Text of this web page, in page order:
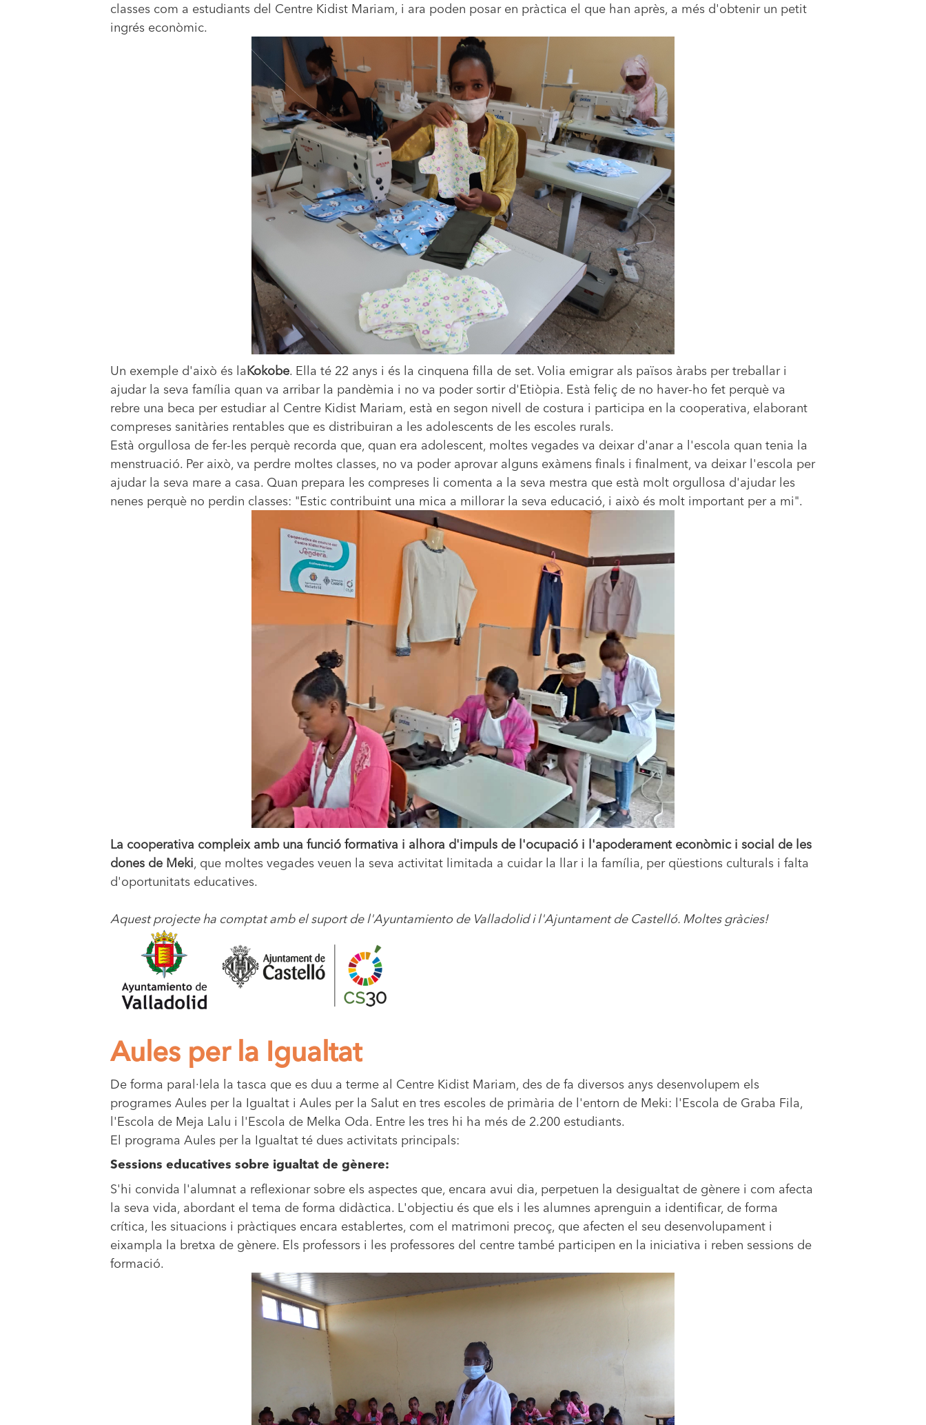
classes com a estudiants del Centre Kidist Mariam, i ara poden posar en pràctica el que han après, a més d'obtenir un petit
ingrés econòmic.
Un exemple d'això és laKokobe. Ella té 22 anys i és la cinquena filla de set. Volia emigrar als països àrabs per treballar i
ajudar la seva família quan va arribar la pandèmia i no va poder sortir d'Etiòpia. Està feliç de no haver-ho fet perquè va
rebre una beca per estudiar al Centre Kidist Mariam, està en segon nivell de costura i participa en la cooperativa, elaborant
compreses sanitàries rentables que es distribuiran a les adolescents de les escoles rurals.
Està orgullosa de fer-les perquè recorda que, quan era adolescent, moltes vegades va deixar d'anar a l'escola quan tenia la
menstruació. Per això, va perdre moltes classes, no va poder aprovar alguns exàmens finals i finalment, va deixar l'escola per
ajudar la seva mare a casa. Quan prepara les compreses li comenta a la seva mestra que està molt orgullosa d'ajudar les
nenes perquè no perdin classes: "Estic contribuint una mica a millorar la seva educació, i això és molt important per a mi".
La cooperativa compleix amb una funció formativa i alhora d'impuls de l'ocupació i l'apoderament econòmic i social de les
dones de Meki, que moltes vegades veuen la seva activitat limitada a cuidar la llar i la família, per qüestions culturals i falta
d'oportunitats educatives.
Aquest projecte ha comptat amb el suport de l'Ayuntamiento de Valladolid i l'Ajuntament de Castelló. Moltes gràcies!
Aules per la Igualtat
De forma paral·lela la tasca que es duu a terme al Centre Kidist Mariam, des de fa diversos anys desenvolupem els
programes Aules per la Igualtat i Aules per la Salut en tres escoles de primària de l'entorn de Meki: l'Escola de Graba Fila,
l'Escola de Meja Lalu i l'Escola de Melka Oda. Entre les tres hi ha més de 2.200 estudiants.
El programa Aules per la Igualtat té dues activitats principals:
Sessions educatives sobre igualtat de gènere:
S'hi convida l'alumnat a reflexionar sobre els aspectes que, encara avui dia, perpetuen la desigualtat de gènere i com afecta
la seva vida, abordant el tema de forma didàctica. L'objectiu és que els i les alumnes aprenguin a identificar, de forma
crítica, les situacions i pràctiques encara establertes, com el matrimoni precoç, que afecten el seu desenvolupament i
eixampla la bretxa de gènere. Els professors i les professores del centre també participen en la iniciativa i reben sessions de
formació.